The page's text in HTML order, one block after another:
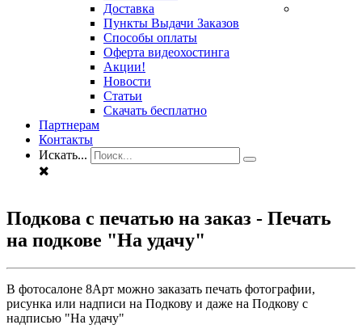
Доставка
Пункты Выдачи Заказов
Способы оплаты
Оферта видеохостинга
Акции!
Новости
Статьи
Скачать бесплатно
Партнерам
Контакты
Искать...
Подкова с печатью на заказ - Печать
на подкове "На удачу"
В фотосалоне 8Арт можно заказать печать фотографии,
рисунка или надписи на Подкову и даже на Подкову с
надписью "На удачу"